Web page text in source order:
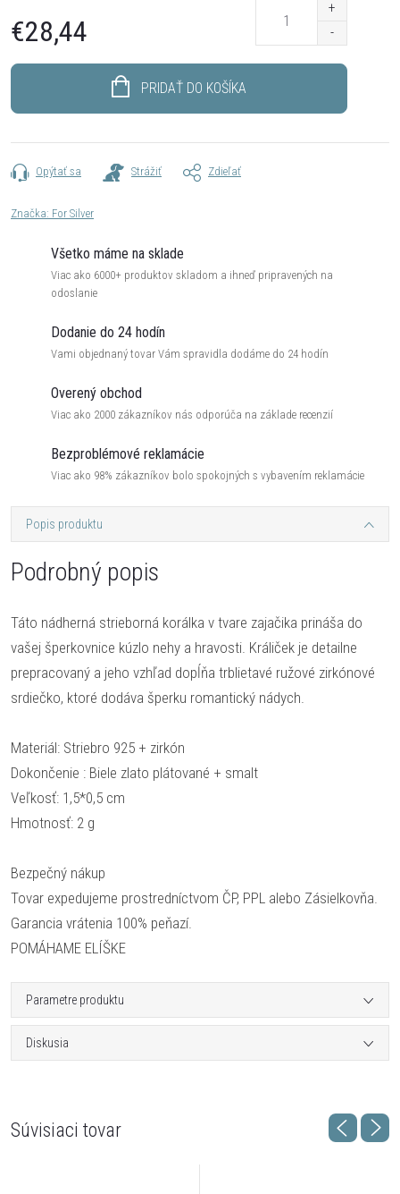
€28,44
PRIDAŤ DO KOŠÍKA
Opýtať sa Strážiť Zdieľať
Značka: For Silver
Všetko máme na sklade
Viac ako 6000+ produktov skladom a ihneď pripravených na
odoslanie
Dodanie do 24 hodín
Vami objednaný tovar Vám spravidla dodáme do 24 hodín
Overený obchod
Viac ako 2000 zákazníkov nás odporúča na základe recenzií
Bezproblémové reklamácie
Viac ako 98% zákazníkov bolo spokojných s vybavením reklamácie
Popis produktu
Podrobný popis
Táto nádherná strieborná korálka v tvare zajačika prináša do
vašej šperkovnice kúzlo nehy a hravosti. Králiček je detailne
prepracovaný a jeho vzhľad dopĺňa trblietavé ružové zirkónové
srdiečko, ktoré dodáva šperku romantický nádych.
Materiál: Striebro 925 + zirkón
Dokončenie : Biele zlato plátované + smalt
Veľkosť: 1,5*0,5 cm
Hmotnosť: 2 g
Bezpečný nákup
Tovar expedujeme prostredníctvom ČP, PPL alebo Zásielkovňa.
Garancia vrátenia 100% peňazí.
POMÁHAME ELÍŠKE
Parametre produktu
Diskusia
Súvisiaci tovar